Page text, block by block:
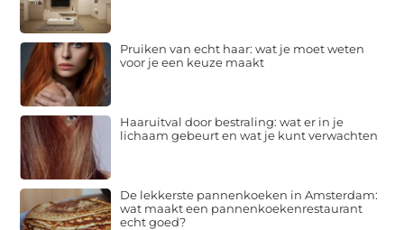
Pruiken van echt haar: wat je moet weten
voor je een keuze maakt
Haaruitval door bestraling: wat er in je
lichaam gebeurt en wat je kunt verwachten
De lekkerste pannenkoeken in Amsterdam:
wat maakt een pannenkoekenrestaurant
echt goed?